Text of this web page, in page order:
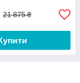
21 875 ₴